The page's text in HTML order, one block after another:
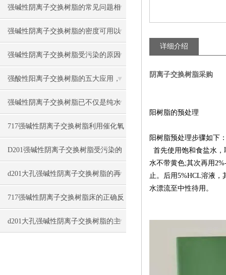
强碱性阴离子交换树脂的常见问题相
应解决方法分享
强碱性阴离子交换树脂的密度可用以
下方法表示
强碱性阴离子交换树脂受污染的原因
有哪些
强酸性阳离子交换树脂的五大应用，
你知道吗？
强碱性阴离子交换树脂已不仅是纯水
制备的核心材料
717强碱性阴离子交换树脂利用催化氧
化法再生
D201强碱性阴离子交换树脂受污染的
对策与情况
d201大孔强碱性阴离子交换树脂的再
生与步骤
717强碱性阴离子交换树脂床的正确反
洗与再生方法
d201大孔强碱性阴离子交换树脂的主
详细介绍
阴离子交换树脂采购
阳树脂的预处理
阳树脂预处理步骤如下
首先使用饱和食盐水
水不带黄色;其次再用
止。后用5%HCL溶液，
水漂流至中性待用。